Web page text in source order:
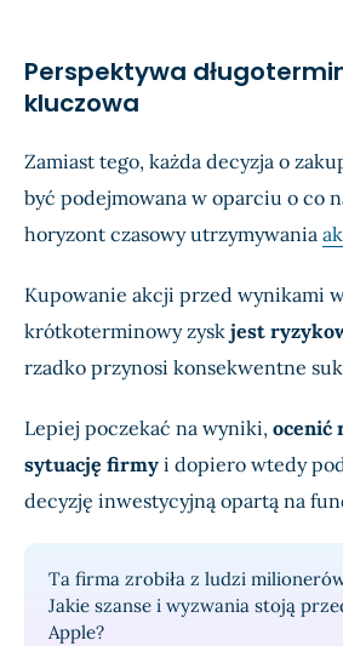
Perspektywa
kluczowa
Zamiast tego, każda decyzja o
być podejmowana w oparciu o co
horyzont czasowy utrzymywania
Kupowanie akcji przed wynikami
krótkoterminowy zysk jest
rzadko przynosi konsekwentne
Lepiej poczekać na wyniki, ocenić
sytuację firmy i dopiero wtedy
decyzję inwestycyjną opartą na
Ta firma zrobiła z ludzi
Jakie szanse i wyzwania stoją
Apple?